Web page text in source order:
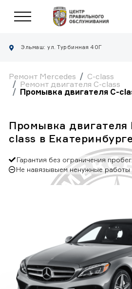
Эльмаш: ул. Турбинная 40Г
Ремонт Mercedes
C-class
Ремонт двигателя C-class
Промывка двигателя C-
Промывка двигателя
class в Екатеринбурге
Гарантия без ограничения
Не навязывыем ненужные работы